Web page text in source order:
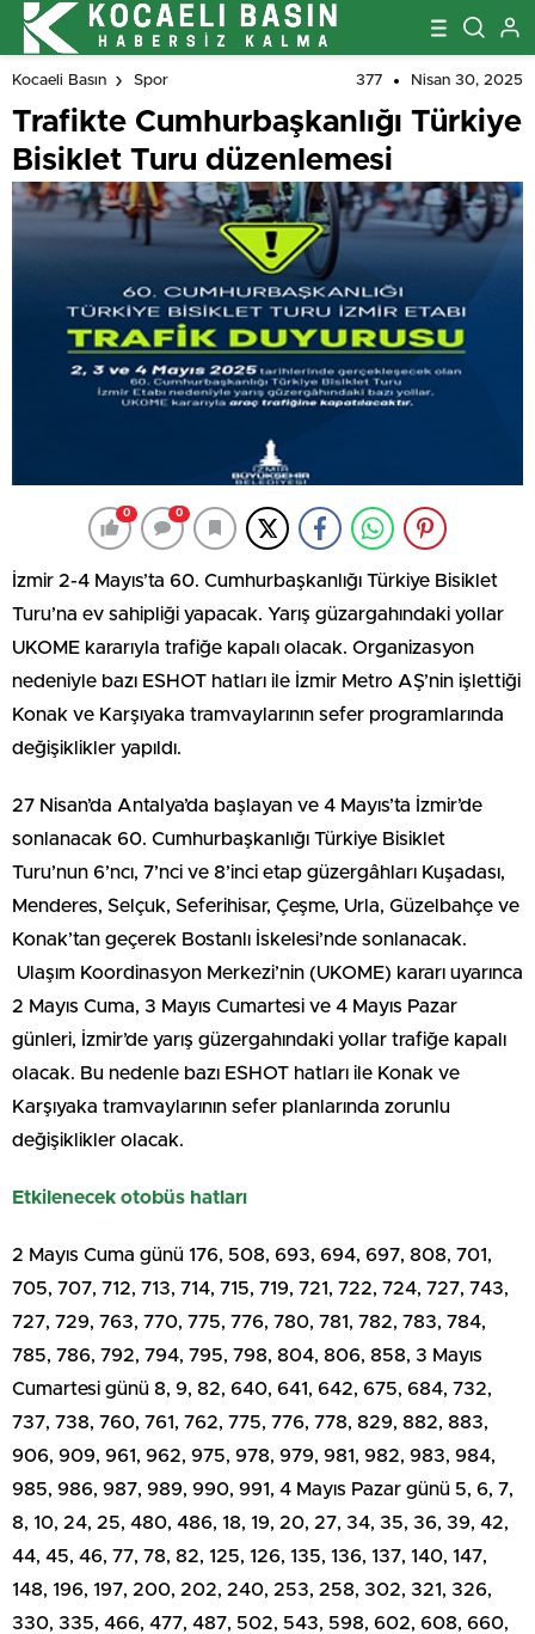
Kocaeli Basın Spor 377 Nisan 30, 2025
Trafikte Cumhurbaşkanlığı Türkiye
Bisiklet Turu düzenlemesi
0 0
İzmir 2-4 Mayıs’ta 60. Cumhurbaşkanlığı Türkiye Bisiklet
Turu’na ev sahipliği yapacak. Yarış güzargahındaki yollar
UKOME kararıyla trafiğe kapalı olacak. Organizasyon
nedeniyle bazı ESHOT hatları ile İzmir Metro AŞ’nin işlettiği
Konak ve Karşıyaka tramvaylarının sefer programlarında
değişiklikler yapıldı.
27 Nisan’da Antalya’da başlayan ve 4 Mayıs’ta İzmir’de
sonlanacak 60. Cumhurbaşkanlığı Türkiye Bisiklet
Turu’nun 6’ncı, 7’nci ve 8’inci etap güzergâhları Kuşadası,
Menderes, Selçuk, Seferihisar, Çeşme, Urla, Güzelbahçe ve
Konak’tan geçerek Bostanlı İskelesi’nde sonlanacak.
Ulaşım Koordinasyon Merkezi’nin (UKOME) kararı uyarınca
2 Mayıs Cuma, 3 Mayıs Cumartesi ve 4 Mayıs Pazar
günleri, İzmir’de yarış güzergahındaki yollar trafiğe kapalı
olacak. Bu nedenle bazı ESHOT hatları ile Konak ve
Karşıyaka tramvaylarının sefer planlarında zorunlu
değişiklikler olacak.
Etkilenecek otobüs hatları
2 Mayıs Cuma günü 176, 508, 693, 694, 697, 808, 701,
705, 707, 712, 713, 714, 715, 719, 721, 722, 724, 727, 743,
727, 729, 763, 770, 775, 776, 780, 781, 782, 783, 784,
785, 786, 792, 794, 795, 798, 804, 806, 858, 3 Mayıs
Cumartesi günü 8, 9, 82, 640, 641, 642, 675, 684, 732,
737, 738, 760, 761, 762, 775, 776, 778, 829, 882, 883,
906, 909, 961, 962, 975, 978, 979, 981, 982, 983, 984,
985, 986, 987, 989, 990, 991, 4 Mayıs Pazar günü 5, 6, 7,
8, 10, 24, 25, 480, 486, 18, 19, 20, 27, 34, 35, 36, 39, 42,
44, 45, 46, 77, 78, 82, 125, 126, 135, 136, 137, 140, 147,
148, 196, 197, 200, 202, 240, 253, 258, 302, 321, 326,
330, 335, 466, 477, 487, 502, 543, 598, 602, 608, 660,